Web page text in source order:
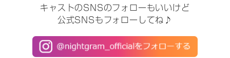
キャストのSNSのフォローもいいけど
公式SNSもフォローしてね♪